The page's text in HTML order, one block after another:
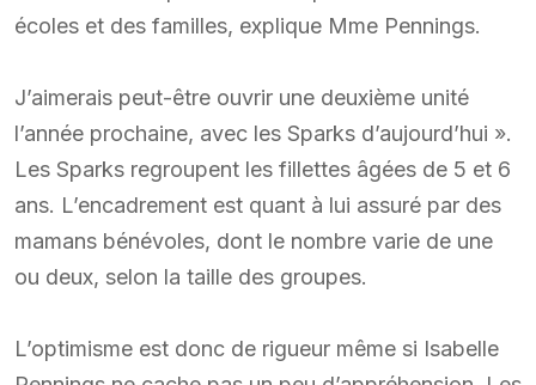
écoles et des familles, explique Mme Pennings.
J’aimerais peut-être ouvrir une deuxième unité
l’année prochaine, avec les Sparks d’aujourd’hui ».
Les Sparks regroupent les fillettes âgées de 5 et 6
ans. L’encadrement est quant à lui assuré par des
mamans bénévoles, dont le nombre varie de une
ou deux, selon la taille des groupes.
L’optimisme est donc de rigueur même si Isabelle